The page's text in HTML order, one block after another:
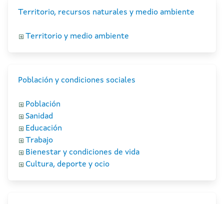
Territorio, recursos naturales y medio ambiente
Territorio y medio ambiente
Población y condiciones sociales
Población
Sanidad
Educación
Trabajo
Bienestar y condiciones de vida
Cultura, deporte y ocio